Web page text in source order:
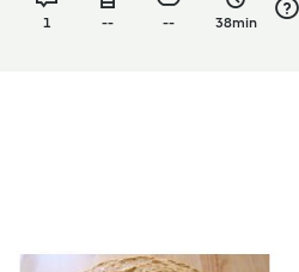
1 -- -- 38min